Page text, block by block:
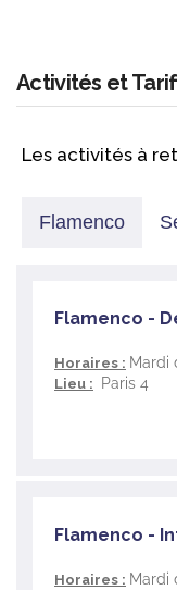
Activités et
Les activités à
Flamenco
Flamenco -
Horaires : Mardi
Lieu : Paris 4
Flamenco -
Horaires : Mardi